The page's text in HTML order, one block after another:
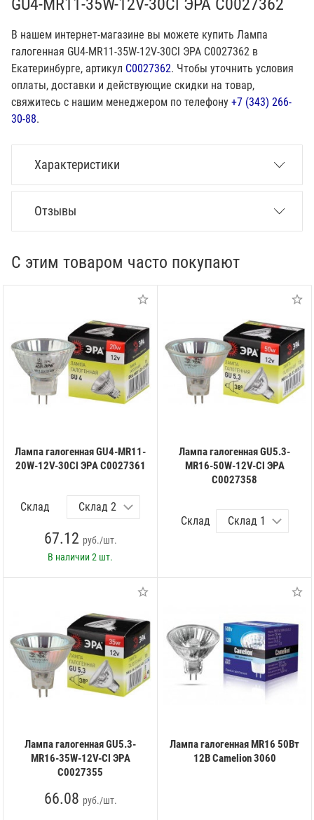
GU4-MR11-35W-12V-30Cl ЭРА C0027362
В нашем интернет-магазине вы можете купить Лампа
галогенная GU4-MR11-35W-12V-30Cl ЭРА C0027362 в
Екатеринбурге, артикул C0027362. Чтобы уточнить условия
оплаты, доставки и действующие скидки на товар,
свяжитесь с нашим менеджером по телефону +7 (343) 266-
30-88.
Характеристики
Отзывы
С этим товаром часто покупают
Лампа галогенная GU4-MR11-
20W-12V-30Cl ЭРА C0027361
Склад
67.12 руб./шт.
В наличии2 шт.
Лампа галогенная GU5.3-
MR16-50W-12V-Cl ЭРА
C0027358
Склад
Лампа галогенная GU5.3-
MR16-35W-12V-Cl ЭРА
C0027355
66.08 руб./шт.
Лампа галогенная MR16 50Вт
12В Camelion 3060